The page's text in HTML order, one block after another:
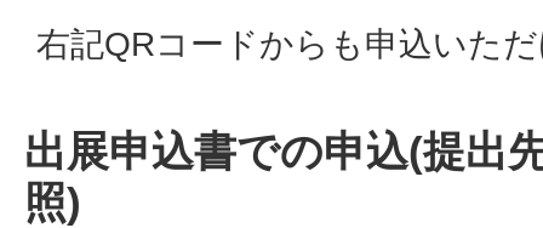
右記QRコードからも申込いた
出展申込書での申込(提出
照)